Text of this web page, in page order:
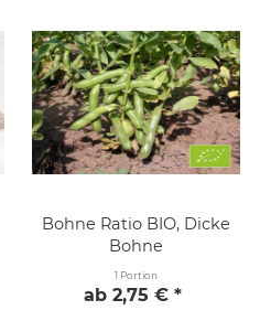
Bohne Ratio BIO, Dicke
Bohne
1 Portion
ab 2,75 € *